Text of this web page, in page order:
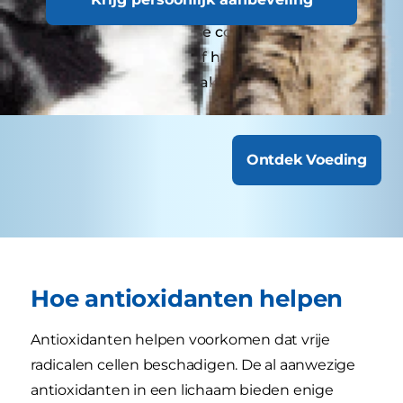
Volwassen huisdieren hebben doorgaans baat
bij een jaarlijkse controle, terwijl oudere
huisdieren of huisdieren met speciale
behoeften mogelijk vaker op controle moeten.
Ontdek Voeding
Hoe antioxidanten helpen
Antioxidanten helpen voorkomen dat vrije
radicalen cellen beschadigen. De al aanwezige
antioxidanten in een lichaam bieden enige